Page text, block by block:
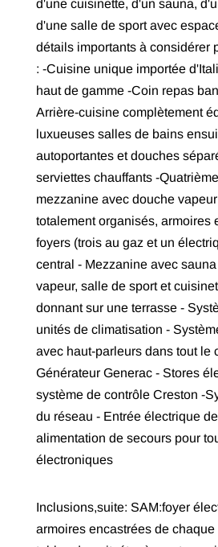
d'une cuisinette, d'un sauna,
d'une salle de sport avec
détails importants à considérer
: -Cuisine unique importée
haut de gamme -Coin repas
Arrière-cuisine complètement
luxueuses salles de bains
autoportantes et douches
serviettes chauffants -
mezzanine avec douche
totalement organisés, armoires
foyers (trois au gaz et un
central - Mezzanine avec
vapeur, salle de sport et
donnant sur une terrasse -
unités de climatisation -
avec haut-parleurs dans tout le
Générateur Generac - Stores
système de contrôle Creston -
du réseau - Entrée électrique
alimentation de secours pour
électroniques
Inclusions,suite: SAM:foyer
armoires encastrées de